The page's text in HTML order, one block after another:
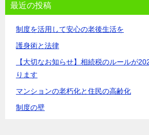
最近の投稿
制度を活用して安心の老後生活を
護身術と法律
【大切なお知らせ】相続税のルールが
ります
マンションの老朽化と住民の高齢化
制度の壁